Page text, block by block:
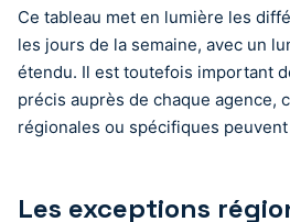
Ce tableau met en lumière les
les jours de la semaine, avec un
étendu. Il est toutefois important
précis auprès de chaque agence,
régionales ou spécifiques
Les exceptions